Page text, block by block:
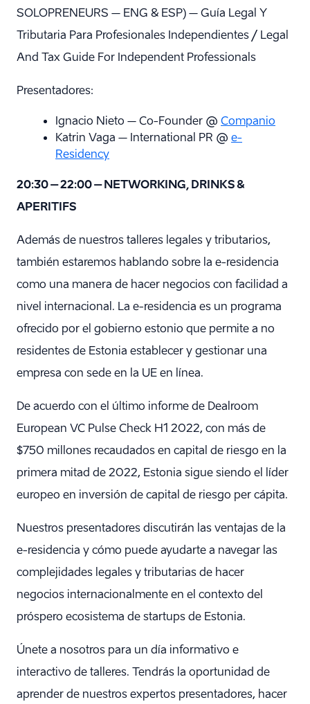
SOLOPRENEURS – ENG & ESP) – Guía Legal Y
Tributaria Para Profesionales Independientes / Legal
And Tax Guide For Independent Professionals
Presentadores:
Ignacio Nieto – Co-Founder @ Companio
Katrin Vaga – International PR @ e-
Residency
20:30 – 22:00 – NETWORKING, DRINKS &
APERITIFS
Además de nuestros talleres legales y tributarios,
también estaremos hablando sobre la e-residencia
como una manera de hacer negocios con facilidad a
nivel internacional. La e-residencia es un programa
ofrecido por el gobierno estonio que permite a no
residentes de Estonia establecer y gestionar una
empresa con sede en la UE en línea.
De acuerdo con el último informe de Dealroom
European VC Pulse Check H1 2022, con más de
$750 millones recaudados en capital de riesgo en la
primera mitad de 2022, Estonia sigue siendo el líder
europeo en inversión de capital de riesgo per cápita.
Nuestros presentadores discutirán las ventajas de la
e-residencia y cómo puede ayudarte a navegar las
complejidades legales y tributarias de hacer
negocios internacionalmente en el contexto del
próspero ecosistema de startups de Estonia.
Únete a nosotros para un día informativo e
interactivo de talleres. Tendrás la oportunidad de
aprender de nuestros expertos presentadores, hacer